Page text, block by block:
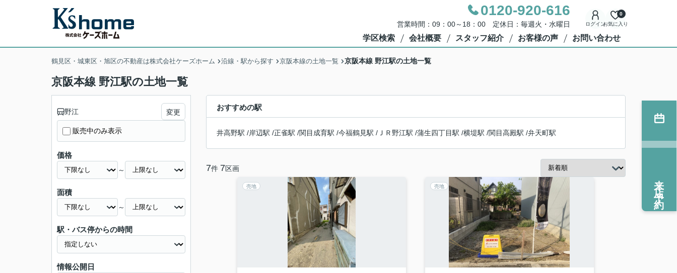
0120-920-616
営業時間：09：00～18：00 定休日：毎週火・水曜日 ログインお気に入り
0
学区検索 会社概要 スタッフ紹介 お客様の声 お問い合わせ
鶴見区・城東区・旭区の不動産は株式会社ケーズホーム 沿線・駅から探す 京阪本線の土地一覧 京阪本線 野江駅の土地一覧
京阪本線 野江駅の土地一覧
おすすめの駅
井高野駅 /岸辺駅 /正雀駅 /関目成育駅 /今福鶴見駅 / ＪＲ野江駅 /蒲生四丁目駅 /横堤駅 /関目高殿駅 /弁天町駅
7件 7区画
売地 売地
野江 変更
販売中のみ表示
価格
～
面積
～
駅・バス停からの時間
情報公開日
来店予約